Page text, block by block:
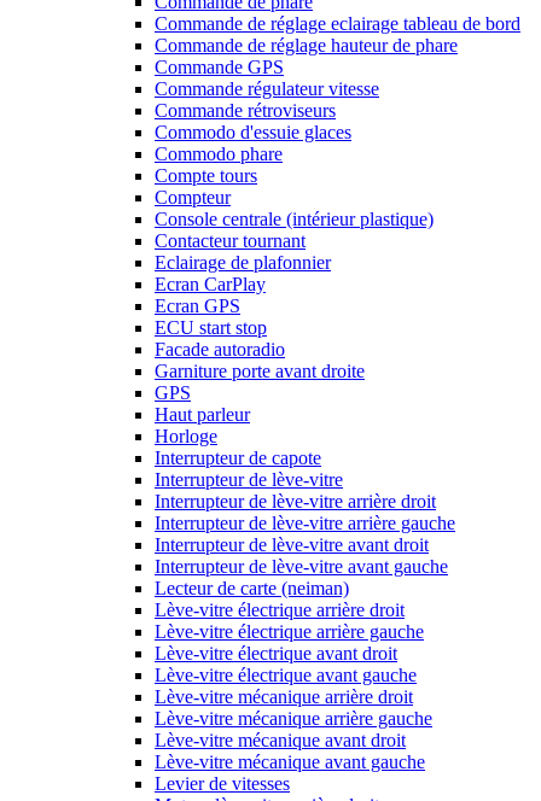
Commande de réglage eclairage tableau de bord
Commande de réglage hauteur de phare
Commande GPS
Commande régulateur vitesse
Commande rétroviseurs
Commodo d'essuie glaces
Commodo phare
Compte tours
Compteur
Console centrale (intérieur plastique)
Contacteur tournant
Eclairage de plafonnier
Ecran CarPlay
Ecran GPS
ECU start stop
Facade autoradio
Garniture porte avant droite
GPS
Haut parleur
Horloge
Interrupteur de capote
Interrupteur de lève-vitre
Interrupteur de lève-vitre arrière droit
Interrupteur de lève-vitre arrière gauche
Interrupteur de lève-vitre avant droit
Interrupteur de lève-vitre avant gauche
Lecteur de carte (neiman)
Lève-vitre électrique arrière droit
Lève-vitre électrique arrière gauche
Lève-vitre électrique avant droit
Lève-vitre électrique avant gauche
Lève-vitre mécanique arrière droit
Lève-vitre mécanique arrière gauche
Lève-vitre mécanique avant droit
Lève-vitre mécanique avant gauche
Levier de vitesses